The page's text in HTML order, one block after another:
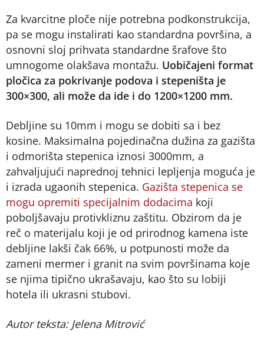
Za kvarcitne ploče nije potrebna podkonstrukcija,
pa se mogu instalirati kao standardna površina, a
osnovni sloj prihvata standardne šrafove što
umnogome olakšava montažu. Uobičajeni format
pločica za pokrivanje podova i stepeništa je
300×300, ali može da ide i do 1200×1200 mm.
Debljine su 10mm i mogu se dobiti sa i bez
kosine. Maksimalna pojedinačna dužina za gazišta
i odmorišta stepenica iznosi 3000mm, a
zahvaljujući naprednoj tehnici lepljenja moguća je
i izrada ugaonih stepenica. Gazišta stepenica se
mogu opremiti specijalnim dodacima koji
poboljšavaju protivkliznu zaštitu. Obzirom da je
reč o materijalu koji je od prirodnog kamena iste
debljine lakši čak 66%, u potpunosti može da
zameni mermer i granit na svim površinama koje
se njima tipično ukrašavaju, kao što su lobiji
hotela ili ukrasni stubovi.
Autor teksta: Jelena Mitrović